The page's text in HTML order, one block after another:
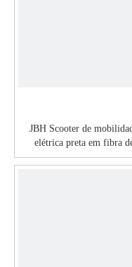
JBH Scooter de
elétrica preta em fibra
carbono FBC01